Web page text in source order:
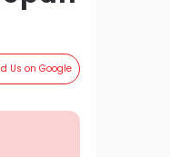
Us on Google